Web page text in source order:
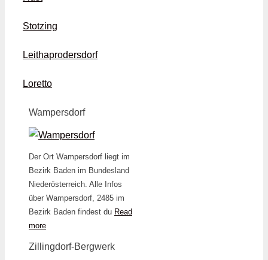
Stotzing
Leithaprodersdorf
Loretto
Wampersdorf
Der Ort Wampersdorf liegt im
Bezirk Baden im Bundesland
Niederösterreich. Alle Infos
über Wampersdorf, 2485 im
Bezirk Baden findest du Read
more
Zillingdorf-Bergwerk